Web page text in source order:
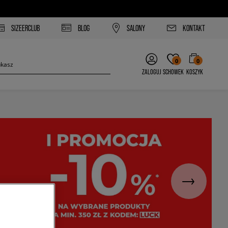
SIZEERCLUB BLOG SALONY KONTAKT
ZALOGUJ
0
SCHOWEK
0
KOSZYK